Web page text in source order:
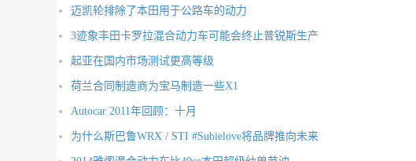
迈凯轮排除了本田用于公路车的动力
3迹象丰田卡罗拉混合动力车可能会终止普锐斯生产
起亚在国内市场测试更高等级
荷兰合同制造商为宝马制造一些X1
Autocar 2011年回顾：十月
为什么斯巴鲁WRX / STI #Subielove将品牌推向未来